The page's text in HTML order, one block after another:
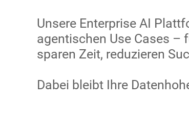
Unsere Enterprise AI
agentischen Use Cases –
sparen Zeit, reduzieren
Dabei bleibt Ihre